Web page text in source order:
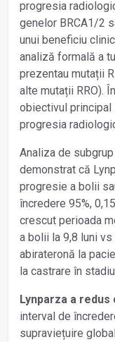
progresia
genelor BRCA1/2
unui beneficiu
analiză formală a
prezentau mutații
alte mutații RRO).
obiectivul principal
progresia
Analiza de
demonstrat că
progresie a bolii
încredere 95%,
crescut perioada
a bolii la 9,8 luni
abirateronă la
la castrare în
Lynparza a redus
interval de
supraviețuire